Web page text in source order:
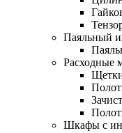
Паяльный
Расходные
Шкафы с